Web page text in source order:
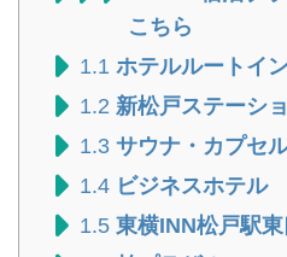
こちら
1.1 ホテルルートイ
1.2 新松戸ステーシ
1.3 サウナ・カプセ
1.4 ビジネスホテ
1.5 東横INN松戸駅東